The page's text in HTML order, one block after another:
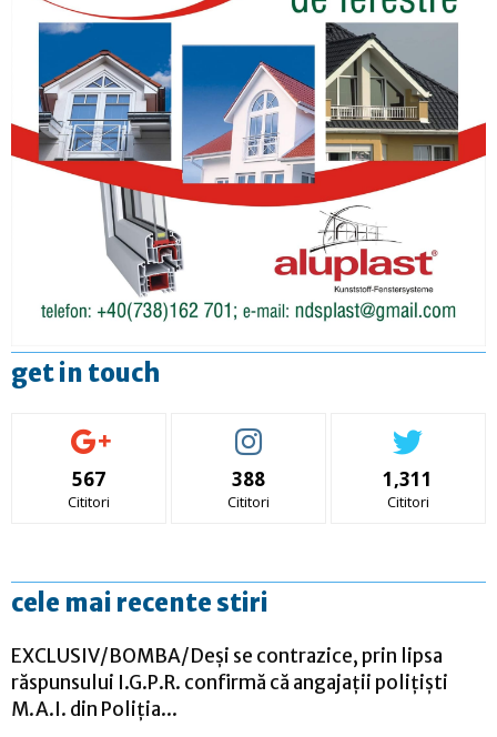
get in touch
567
Cititori
388
Cititori
1,311
Cititori
cele mai recente stiri
EXCLUSIV/BOMBA/Deși se contrazice, prin lipsa
răspunsului I.G.P.R. confirmă că angajații polițiști
M.A.I. din Poliția...